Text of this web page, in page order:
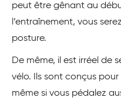
peut être gênant au
l’entraînement, vous
posture.
De même, il est irréel de
vélo. Ils sont conçus
même si vous pédalez